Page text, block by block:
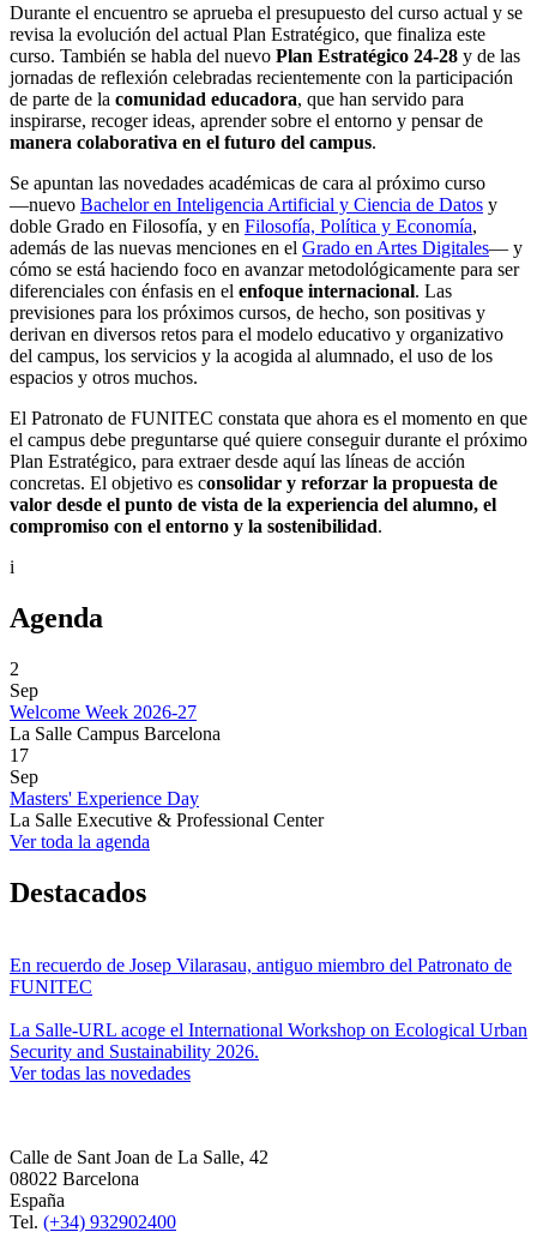
Durante el encuentro se aprueba el presupuesto del curso actual y se
revisa la evolución del actual Plan Estratégico, que finaliza este
curso. También se habla del nuevo Plan Estratégico 24-28 y de las
jornadas de reflexión celebradas recientemente con la participación
de parte de la comunidad educadora, que han servido para
inspirarse, recoger ideas, aprender sobre el entorno y pensar de
manera colaborativa en el futuro del campus.
Se apuntan las novedades académicas de cara al próximo curso
―nuevo Bachelor en Inteligencia Artificial y Ciencia de Datos y
doble Grado en Filosofía, y en Filosofía, Política y Economía,
además de las nuevas menciones en el Grado en Artes Digitales― y
cómo se está haciendo foco en avanzar metodológicamente para ser
diferenciales con énfasis en el enfoque internacional. Las
previsiones para los próximos cursos, de hecho, son positivas y
derivan en diversos retos para el modelo educativo y organizativo
del campus, los servicios y la acogida al alumnado, el uso de los
espacios y otros muchos.
El Patronato de FUNITEC constata que ahora es el momento en que
el campus debe preguntarse qué quiere conseguir durante el próximo
Plan Estratégico, para extraer desde aquí las líneas de acción
concretas. El objetivo es consolidar y reforzar la propuesta de
valor desde el punto de vista de la experiencia del alumno, el
compromiso con el entorno y la sostenibilidad.
i
Agenda
2
Sep
Welcome Week 2026-27
La Salle Campus Barcelona
17
Sep
Masters' Experience Day
La Salle Executive & Professional Center
Ver toda la agenda
Destacados
En recuerdo de Josep Vilarasau, antiguo miembro del Patronato de
FUNITEC
La Salle-URL acoge el International Workshop on Ecological Urban
Security and Sustainability 2026.
Ver todas las novedades
Calle de Sant Joan de La Salle, 42
08022 Barcelona
España
Tel. (+34) 932902400